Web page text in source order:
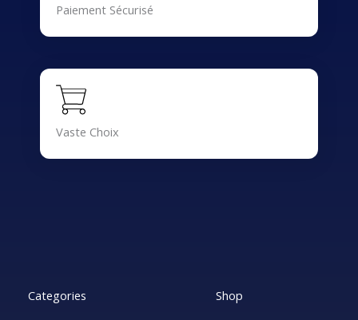
Paiement Sécurisé
Vaste Choix
Categories Shop